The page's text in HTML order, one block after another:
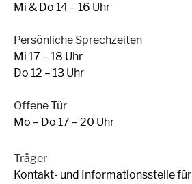
Mi & Do 14 – 16 Uhr
Persönliche Sprechzeiten
Mi 17 – 18 Uhr
Do 12 – 13 Uhr
Offene Tür
Mo – Do 17 – 20 Uhr
Träger
Kontakt- und Informationsstelle für